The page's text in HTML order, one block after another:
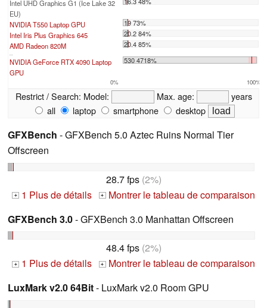
Intel UHD Graphics G1 (Ice Lake 32
EU)
NVIDIA T550 Laptop GPU
19 73%
Intel Iris Plus Graphics 645
20.2 84%
AMD Radeon 820M
20.4 85%
NVIDIA GeForce RTX 4090 Laptop
GPU
530 4718%
0% 100%
Restrict / Search: Model: Max. age:
years
all
laptop smartphone desktop
GFXBench - GFXBench 5.0 Aztec Ruins Normal Tier
Offscreen
28.7 fps(2%)
+ 1 Plus de détails + Montrer le tableau de comparaison
GFXBench 3.0- GFXBench 3.0 Manhattan Offscreen
48.4 fps(2%)
+ 1 Plus de détails + Montrer le tableau de comparaison
LuxMark v2.0 64Bit- LuxMark v2.0 Room GPU